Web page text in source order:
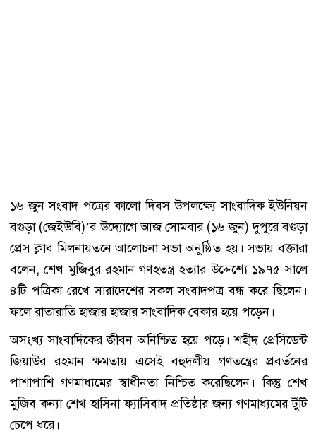
১৬ জুন সংবাদ পত্রের কালো দিবস উপলক্ষ্যে সাংবাদিক ইউনিয়ন
বগুড়া (জেইউবি)’র উদ্যোগে আজ সোমবার (১৬ জুন) দুপুরে বগুড়া
প্রেস ক্লাব মিলনায়তনে আলোচনা সভা অনুষ্ঠিত হয়। সভায় বক্তারা
বলেন, শেখ মুজিবুর রহমান গণহতন্ত্র হত্যার উদ্দেশ্যে ১৯৭৫ সালে
৪টি পত্রিকা রেখে সারাদেশের সকল সংবাদপত্র বন্ধ করে ছিলেন।
ফলে রাতারাতি হাজার হাজার সাংবাদিক বেকার হয়ে পড়েন।
অসংখ্য সাংবাদিকের জীবন অনিশ্চিত হয়ে পড়ে। শহীদ প্রেসিডেন্ট
জিয়াউর রহমান ক্ষমতায় এসেই বহুদলীয় গণতন্ত্রের প্রবর্তনের
পাশাপাশি গণমাধ্যমের স্বাধীনতা নিশ্চিত করেছিলেন। কিন্তু শেখ
মুজিব কন্যা শেখ হাসিনা ফ্যাসিবাদ প্রতিষ্ঠার জন্য গণমাধ্যমের টুঁটি
চেপে ধরে।